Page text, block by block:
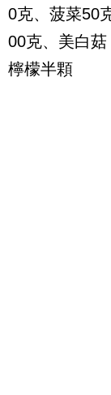
0克、菠菜50
00克、美白菇
檸檬半顆